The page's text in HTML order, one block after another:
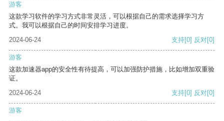
游客
这款学习软件的学习方式非常灵活，可以根据自己的需求选择学习方
式。我可以根据自己的时间安排学习进度。
2024-06-24
支持[0] 反对[0]
游客
这款加速器app的安全性有待提高，可以加强防护措施，比如增加双重验
证。
2024-06-24
支持[0] 反对[0]
游客